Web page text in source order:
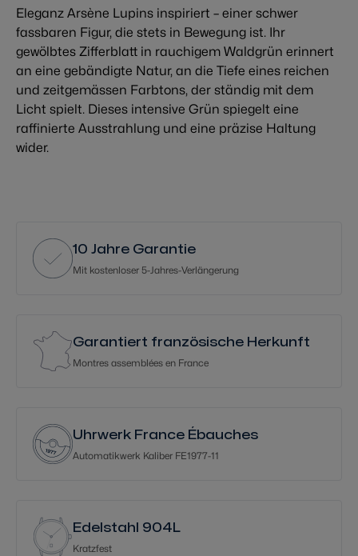
Eleganz Arsène Lupins inspiriert – einer schwer
fassbaren Figur, die stets in Bewegung ist. Ihr
gewölbtes Zifferblatt in rauchigem Waldgrün erinnert
an eine gebändigte Natur, an die Tiefe eines reichen
und zeitgemässen Farbtons, der ständig mit dem
Licht spielt. Dieses intensive Grün spiegelt eine
raffinierte Ausstrahlung und eine präzise Haltung
wider.
10 Jahre Garantie
Mit kostenloser 5-Jahres-Verlängerung
Garantiert französische Herkunft
Montres assemblées en France
Uhrwerk France Ébauches
Automatikwerk Kaliber FE1977-11
Edelstahl 904L
Kratzfest